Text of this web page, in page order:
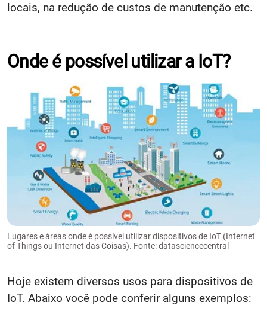
locais, na redução de custos de manutenção etc.
Onde é possível utilizar a IoT?
Lugares e áreas onde é possível utilizar dispositivos de IoT (Internet
of Things ou Internet das Coisas). Fonte: datasciencecentral
Hoje existem diversos usos para dispositivos de
IoT. Abaixo você pode conferir alguns exemplos: